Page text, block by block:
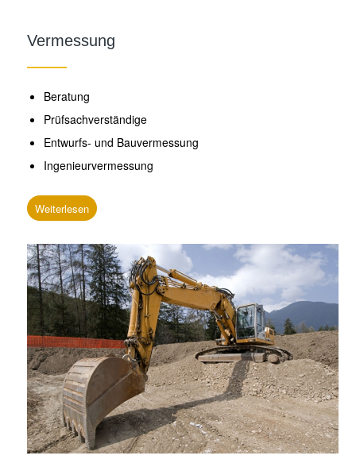
Vermessung
Beratung
Prüfsachverständige
Entwurfs‐ und Bauvermessung
Ingenieurvermessung
Weiterlesen